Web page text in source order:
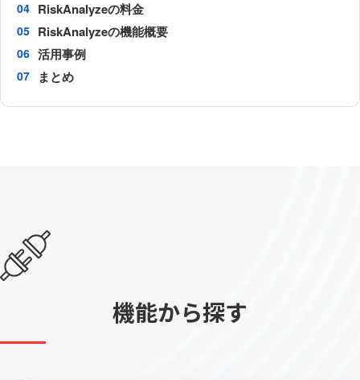
RiskAnalyzeの料金
RiskAnalyzeの機能概要
活用事例
まとめ
機能から探す